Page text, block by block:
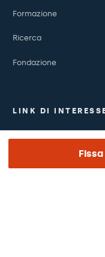
Formazione
Ricerca
Fondazione
LINK DI
Studi clinici
Certificazioni